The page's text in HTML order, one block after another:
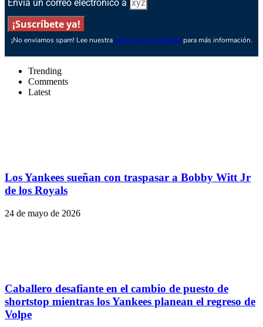
Envía un correo electrónico a
¡Suscríbete ya!
¡No enviamos spam! Lee nuestra política de privacidad para más información.
Trending
Comments
Latest
Los Yankees sueñan con traspasar a Bobby Witt Jr
de los Royals
24 de mayo de 2026
Caballero desafiante en el cambio de puesto de
shortstop mientras los Yankees planean el regreso de
Volpe